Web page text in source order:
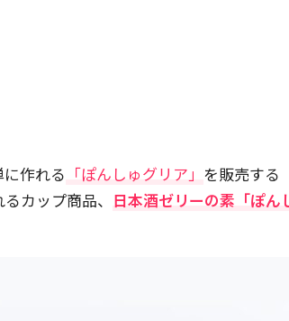
作れる 「ぽんしゅグリア」 を販売する
カップ商品、 日本酒ゼリーの素「ぽん